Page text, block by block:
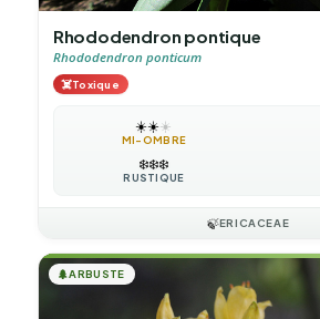
Rhododendron pontique
Rhododendron ponticum
☠️Toxique
☀️☀️☀️
MI-OMBRE
❄️❄️❄️
RUSTIQUE
🍃ERICACEAE
🌲ARBUSTE